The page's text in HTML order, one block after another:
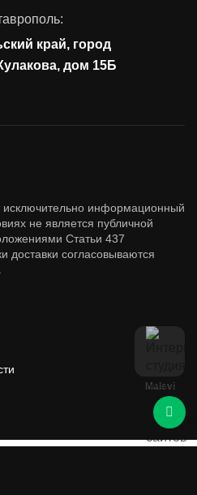
край, город
дом 15Б
исключительно информационный
не является публичной
Статьи 437
доставки согласовываются
Malevi